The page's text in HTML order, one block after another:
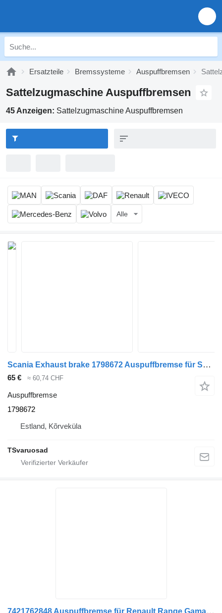
Ersatzteile Bremssysteme Auspuffbremsen
Sattelzugmaschine Auspuffbremsen
45 Anzeigen: Sattelzugmaschine Auspuffbremsen
Alle
Scania Exhaust brake 1798672 Auspuffbremse für Scania R480 Sattelzugmaschine
65 € ≈ 60,74 CHF
Auspuffbremse
1798672
Estland, Kõrveküla
TSvaruosad
7421762848 Auspuffbremse für Renault Range Gama T Sattelzugmaschine